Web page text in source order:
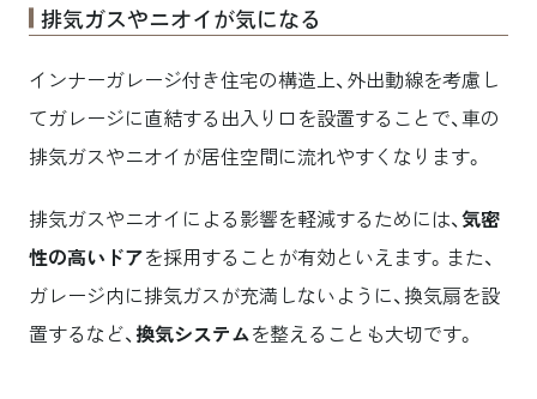
排気ガスやニオイが気になる
インナーガレージ付き住宅の構造上、外出動線を考慮し
てガレージに直結する出入り口を設置することで、車の
排気ガスやニオイが居住空間に流れやすくなります。
排気ガスやニオイによる影響を軽減するためには、気密
性の高いドアを採用することが有効といえます。また、
ガレージ内に排気ガスが充満しないように、換気扇を設
置するなど、換気システムを整えることも大切です。